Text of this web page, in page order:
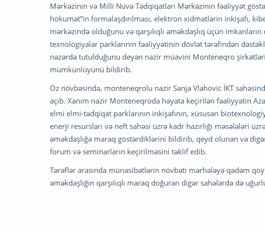
Mərkəzinin və Milli Nüvə Tədqiqatları Mərkəzinin fəaliyyət
hökumət”in formalaşdırılması, elektron xidmətlərin inkişafı,
mərkəzində olduğunu və qarşılıqlı əməkdaşlıq üçün
texnologiyalar parklarının fəaliyyətinin dövlət tərəfindən
nəzərdə tutulduğunu deyən nazir müavini Monteneqro
mümkünlüyünü bildirib.
Öz növbəsində, monteneqrolu nazir Sanja Vlahovic İKT
açıb. Xanım nazir Monteneqroda həyata keçirilən fəaliyyətin
elmi elmi-tədqiqat parklarının inkişafının, xüsusən
enerji resursları və neft sahəsi üzrə kadr hazırlığı məsələləri
əməkdaşlığa maraq göstərdiklərini bildirib, qeyd olunan və
forum və seminarların keçirilməsini təklif edib.
Tərəflər arasında münasibətlərin növbəti mərhələyə qədəm
əməkdaşlığın qarşılıqlı maraq doğuran digər sahələrdə də